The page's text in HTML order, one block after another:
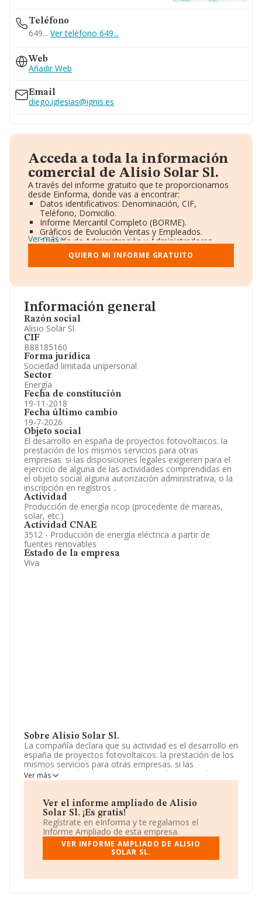
Información general
Razón social
Alisio Solar Sl.
CIF
B88185160
Forma jurídica
Sociedad limitada unipersonal
Sector
Energía
Fecha de constitución
19-11-2018
Fecha último cambio
19-7-2026
Objeto social
El desarrollo en españa de proyectos fotovoltaicos. la
prestación de los mismos servicios para otras
empresas. si las disposiciones legales exigieren para el
ejercicio de alguna de las actividades comprendidas en
el objeto social alguna autorización administrativa, o la
inscripción en registros ..
Actividad
Producción de energía ncop (procedente de mareas,
solar, etc.)
Actividad CNAE
3512 - Producción de energía eléctrica a partir de
fuentes renovables
Estado de la empresa
Viva
Sobre Alisio Solar Sl.
La compañía declara que su actividad es el desarrollo en
españa de proyectos fotovoltaicos. la prestación de los
mismos servicios para otras empresas. si las
disposiciones legales exigieren para el ejercicio de
alguna de las actividades comprendidas en el objeto
inscripción en registros. La empresa está registrada
como Sociedad Limitada. Clasifica su actividad CNAE
como 'Transporte de energía eléctrica', código 3512. No
realiza actividad de importación y/o exportación.
En cuanto al rendimiento de la compañía en 2024,
comparado con el año anterior, el ebitda ha
mantenido iguales en 2024.
Ver más
Ver el informe ampliado de Alisio
Solar Sl. ¡Es gratis!
Regístrate en eInforma y te regalamos el
Informe Ampliado de esta empresa.
VER INFORME AMPLIADO DE ALISIO
SOLAR SL.
Teléfono
649... Ver teléfono 649...
Web
Añadir Web
Email
diego.iglesias@ignis.es
Acceda a toda la información
comercial de Alisio Solar Sl.
A través del informe gratuito que te proporcionamos
desde Einforma, donde vas a encontrar:
Datos identificativos: Denominación, CIF,
Teléfono, Domicilio.
Informe Mercantil Completo (BORME).
Gráficos de Evolución Ventas y Empleados.
Consejo de Administración y Administradores.
Directivos y Ejecutivos.
Accionistas.
Participaciones y Vinculaciones en otras empresas.
Información oficial y registral complementaria.
Ver más
QUIERO MI INFORME GRATUITO